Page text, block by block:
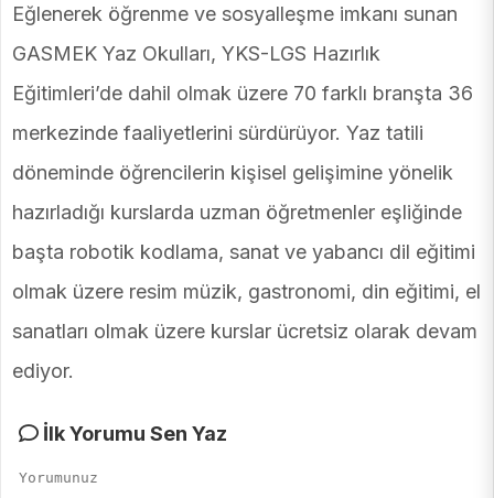
Eğlenerek öğrenme ve sosyalleşme imkanı sunan
GASMEK Yaz Okulları, YKS-LGS Hazırlık
Eğitimleri’de dahil olmak üzere 70 farklı branşta 36
merkezinde faaliyetlerini sürdürüyor. Yaz tatili
döneminde öğrencilerin kişisel gelişimine yönelik
hazırladığı kurslarda uzman öğretmenler eşliğinde
başta robotik kodlama, sanat ve yabancı dil eğitimi
olmak üzere resim müzik, gastronomi, din eğitimi, el
sanatları olmak üzere kurslar ücretsiz olarak devam
ediyor.
İlk Yorumu Sen Yaz